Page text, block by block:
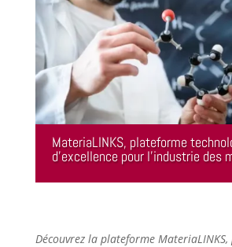
MateriaLINKS, plateforme
d’excellence pour l’industrie des
Découvrez la plateforme